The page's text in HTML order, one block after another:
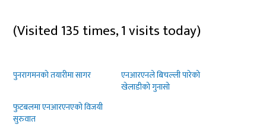
(Visited 135 times, 1 visits today)
पुनरागमनको तयारीमा सागर
एनआरएनले बिचल्ली पारेको
खेलाडीको गुनासो
फुटबलमा एनआरएनएको विजयी
सुरुवात